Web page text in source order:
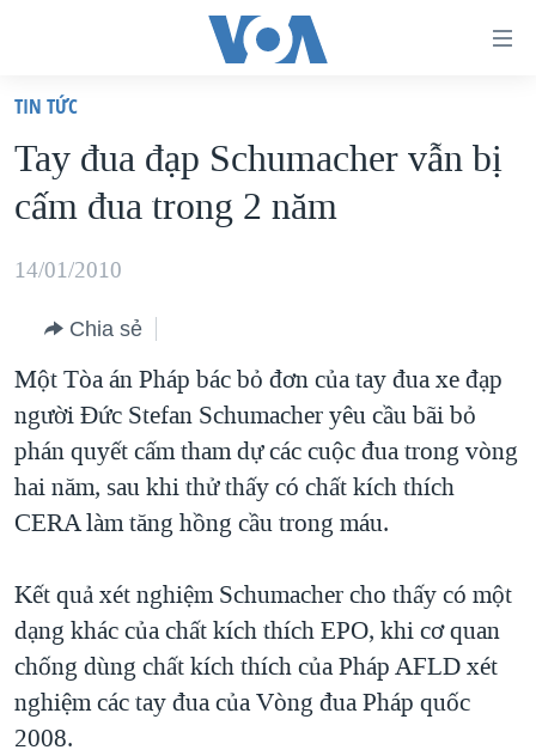
truy
cập
Tới
dung
chính
điều
hướng
chính
Đi
tới
VIỆT NAM
HOA KỲ
BIỂN ĐÔNG
BLOG
DIỄN ĐÀN
MỤC
TỰ DO BÁO CHÍ
VẠCH TRẦN TIN GIẢ
ĐỜI SỐNG
KINH TẾ
KHOA HỌC
SỨC KHOẺ
CHUYÊN ĐỀ
CHIẾN TRANH THƯƠNG MẠI CỦA MỸ: QUÁ KHỨ VÀ HIỆN
HÀNH TRÌNH BẦU CỬ 2024
MỘT NĂM CHIẾN TRANH TẠI DẢI GAZA
GIẢI MÃ VÀNH ĐAI & CON ĐƯỜNG
NGÀY TỊ NẠN THẾ GIỚI
HỌC TIẾNG ANH
NGHE
MẠNG XÃ HỘI
TIN TỨC
Tay đua đạp Schumacher vẫn bị
cấm đua trong 2 năm
14/01/2010
Chia sẻ
Một Tòa án Pháp bác bỏ đơn của tay đua xe đạp
người Đức Stefan Schumacher yêu cầu bãi bỏ
phán quyết cấm tham dự các cuộc đua trong vòng
hai năm, sau khi thử thấy có chất kích thích
CERA làm tăng hồng cầu trong máu.
Kết quả xét nghiệm Schumacher cho thấy có một
dạng khác của chất kích thích EPO, khi cơ quan
chống dùng chất kích thích của Pháp AFLD xét
nghiệm các tay đua của Vòng đua Pháp quốc
2008.